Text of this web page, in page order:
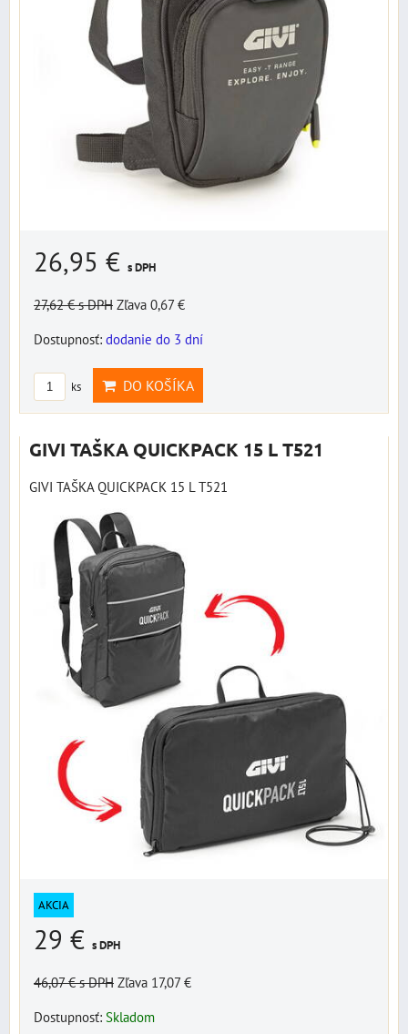
26,95 € s DPH
27,62 €s DPH Zľava 0,67 €
Dostupnosť: dodanie do 3 dní
ks DO KOŠÍKA
GIVI TAŠKA QUICKPACK 15 L T521
GIVI TAŠKA QUICKPACK 15 L T521
AKCIA
29 € s DPH
46,07 €s DPH Zľava 17,07 €
Dostupnosť: Skladom